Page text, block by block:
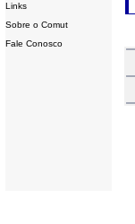
Links
Sobre o Comut
Fale Conosco